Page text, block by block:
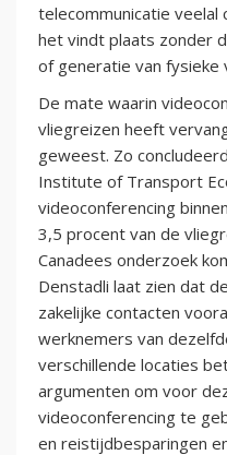
telecommunicatie veelal
het vindt plaats zonder
of generatie van fysieke
De mate waarin
vliegreizen heeft
geweest. Zo
Institute of Transport
videoconferencing
3,5 procent van de
Canadees onderzoek
Denstadli laat zien dat
zakelijke contacten
werknemers van
verschillende locaties
argumenten om voor
videoconferencing te
en reistijdbesparingen